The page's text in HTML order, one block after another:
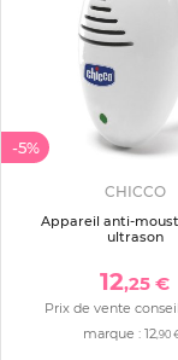
-5%
CHICCO
Appareil anti-
ultrason
12,25 €
Prix de vente
marque :12,90